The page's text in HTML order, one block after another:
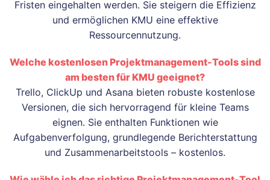
Fristen eingehalten werden. Sie steigern die Effizienz
und ermöglichen KMU eine effektive
Ressourcennutzung.
Welche kostenlosen Projektmanagement-Tools sind
am besten für KMU geeignet?
Trello, ClickUp und Asana bieten robuste kostenlose
Versionen, die sich hervorragend für kleine Teams
eignen. Sie enthalten Funktionen wie
Aufgabenverfolgung, grundlegende Berichterstattung
und Zusammenarbeitstools – kostenlos.